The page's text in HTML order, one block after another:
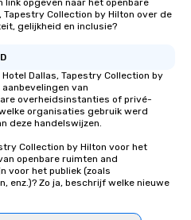
link opgeven naar het openbare
Collection by Hilton over de
gelijkheid en inclusie?
Dallas, Tapestry Collection by
van
overheidsinstanties of privé-
organisaties gebruik werd
deze handelswijzen.
Collection by Hilton voor het
openbare ruimten and
voor het publiek (zoals
enz.)? Zo ja, beschrijf welke nieuwe